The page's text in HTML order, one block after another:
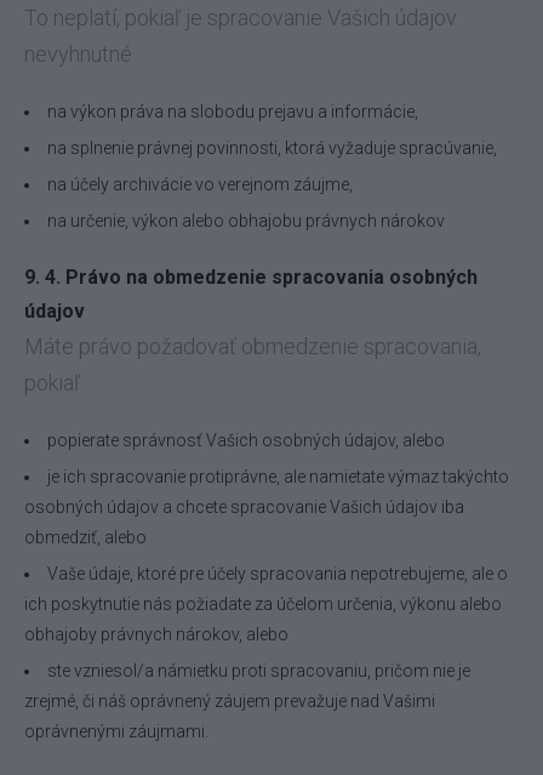
To neplatí, pokiaľ je spracovanie Vašich údajov
nevyhnutné
na výkon práva na slobodu prejavu a informácie,
na splnenie právnej povinnosti, ktorá vyžaduje spracúvanie,
na účely archivácie vo verejnom záujme,
na určenie, výkon alebo obhajobu právnych nárokov
9. 4. Právo na obmedzenie spracovania osobných
údajov
Máte právo požadovať obmedzenie spracovania,
pokiaľ
popierate správnosť Vašich osobných údajov, alebo
je ich spracovanie protiprávne, ale namietate výmaz takýchto
osobných údajov a chcete spracovanie Vašich údajov iba
obmedziť, alebo
Vaše údaje, ktoré pre účely spracovania nepotrebujeme, ale o
ich poskytnutie nás požiadate za účelom určenia, výkonu alebo
obhajoby právnych nárokov, alebo
ste vzniesol/a námietku proti spracovaniu, pričom nie je
zrejmé, či náš oprávnený záujem prevažuje nad Vašimi
oprávnenými záujmami.